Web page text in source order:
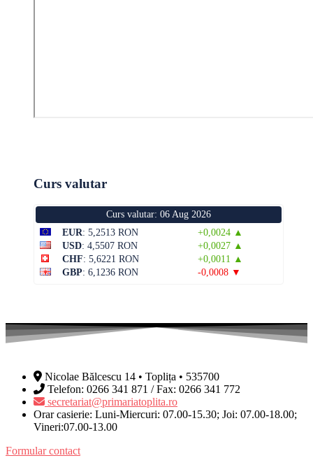
Curs valutar
Curs valutar: 06 Aug 2026
EUR: 5,2513 RON
+0,0024 ▲
USD: 4,5507 RON
+0,0027 ▲
CHF: 5,6221 RON
+0,0011 ▲
GBP: 6,1236 RON -0,0008 ▼
Nicolae Bălcescu 14 • Toplița • 535700
Telefon: 0266 341 871 / Fax: 0266 341 772
secretariat@primariatoplita.ro
Orar casierie: Luni-Miercuri: 07.00-15.30; Joi: 07.00-18.00;
Vineri:07.00-13.00
Formular contact